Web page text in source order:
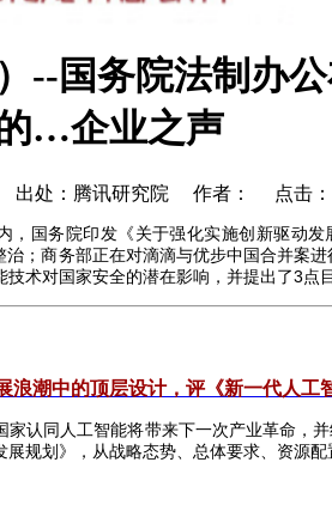
--国务院法制办
…企业之声
出处：腾讯研究院 作者： 点击：
，国务院印发《关于强化实施创新驱动
治；商务部正在对滴滴与优步中国合并案
技术对国家安全的潜在影响，并提出了3点
浪潮中的顶层设计，评《新一代人工
家认同人工智能将带来下一次产业革命，
展规划》，从战略态势、总体要求、资源